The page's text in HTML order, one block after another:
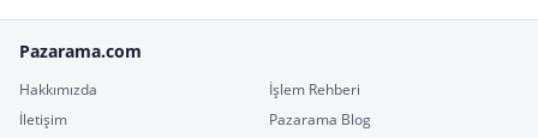
Pazarama.com
Hakkımızda
İşlem Rehberi
İletişim
Pazarama Blog